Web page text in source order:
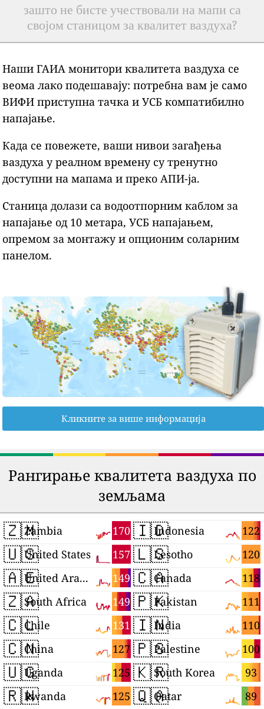
зашто не бисте учествовали на мапи са
својом станицом за квалитет ваздуха?
Наши ГАИА монитори квалитета ваздуха се
веома лако подешавају: потребна вам је само
ВИФИ приступна тачка и УСБ компатибилно
напајање.
Када се повежете, ваши нивои загађења
ваздуха у реалном времену су тренутно
доступни на мапама и преко АПИ-ја.
Станица долази са водоотпорним каблом за
напајање од 10 метара, УСБ напајањем,
опремом за монтажу и опционим соларним
панелом.
Кликните за више информација
Рангирање квалитета ваздуха по
земљама
🇿🇲 170
Zambia
🇺🇸 157
United States
🇦🇪 149
United Arab Emirates
🇿🇦 149
South Africa
🇨🇱 131
Chile
🇨🇳 127
China
🇺🇬 125
Uganda
🇷🇼 125
Rwanda
🇮🇩 122
Indonesia
🇱🇸 120
Lesotho
🇨🇦 118
Canada
🇵🇰 111
Pakistan
🇮🇳 110
India
🇵🇸 100
Palestine
🇰🇷 93
South Korea
🇶🇦 89
Qatar